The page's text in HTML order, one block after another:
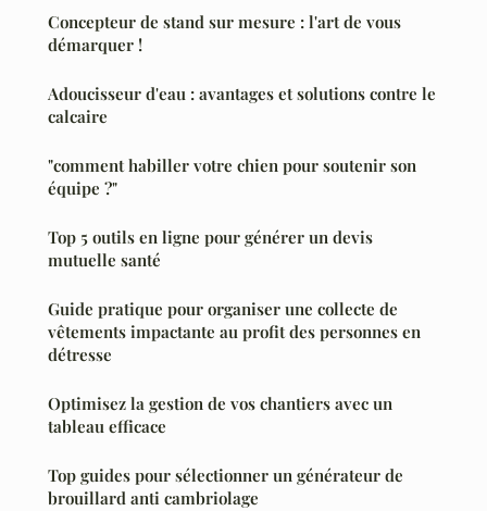
Concepteur de stand sur mesure : l'art de vous
démarquer !
Adoucisseur d'eau : avantages et solutions contre le
calcaire
"comment habiller votre chien pour soutenir son
équipe ?"
Top 5 outils en ligne pour générer un devis
mutuelle santé
Guide pratique pour organiser une collecte de
vêtements impactante au profit des personnes en
détresse
Optimisez la gestion de vos chantiers avec un
tableau efficace
Top guides pour sélectionner un générateur de
brouillard anti cambriolage